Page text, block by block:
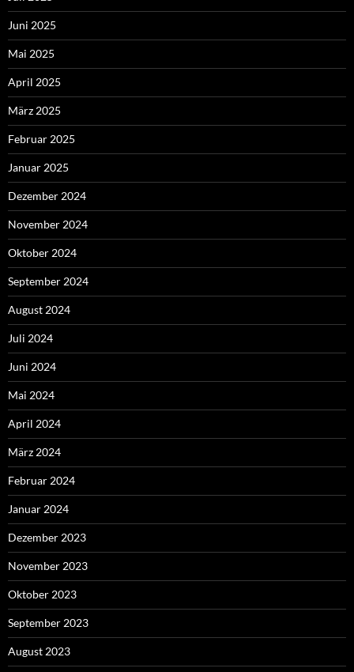
Juni 2025
Mai 2025
April 2025
März 2025
Februar 2025
Januar 2025
Dezember 2024
November 2024
Oktober 2024
September 2024
August 2024
Juli 2024
Juni 2024
Mai 2024
April 2024
März 2024
Februar 2024
Januar 2024
Dezember 2023
November 2023
Oktober 2023
September 2023
August 2023